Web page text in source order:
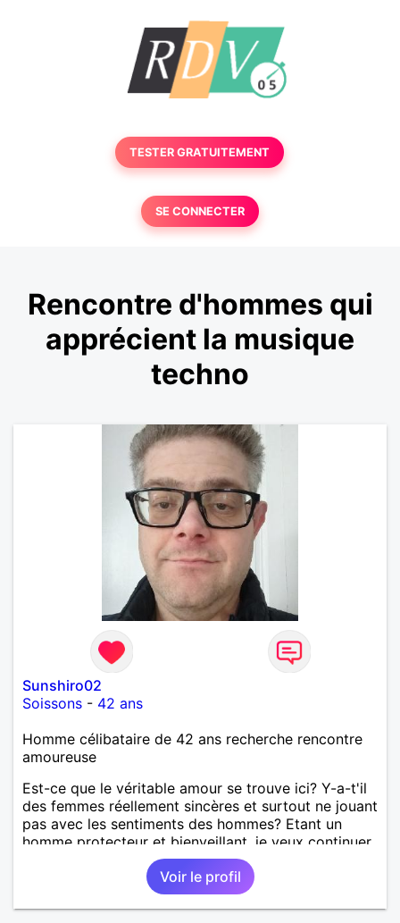
TESTER GRATUITEMENT
SE CONNECTER
Rencontre d'hommes qui
apprécient la musique
techno
Sunshiro02
Soissons - 42 ans
Homme célibataire de 42 ans recherche rencontre
amoureuse
Est-ce que le véritable amour se trouve ici? Y-a-t'il
des femmes réellement sincères et surtout ne jouant
pas avec les sentiments des hommes? Etant un
homme protecteur et bienveillant, je veux continuer
d'y croire et pouvoir enfin former la petite famille
que je désir temps. Faux profil, profiteuse et autres
joyeuseté passer votre chemin, vous ne
m'intéressez pas du tout!
Voir le profil